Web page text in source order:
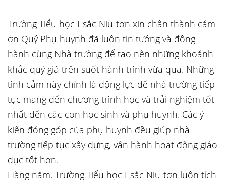
Trường Tiểu học I-sắc Niu-tơn xin chân thành cảm
ơn Quý Phụ huynh đã luôn tin tưởng và đồng
hành cùng Nhà trường để tạo nên những khoảnh
khắc quý giá trên suốt hành trình vừa qua. Những
tình cảm này chính là động lực để nhà trường tiếp
tục mang đến chương trình học và trải nghiệm tốt
nhất đến các con học sinh và phụ huynh. Các ý
kiến đóng góp của phụ huynh đều giúp nhà
trường tiếp tục xây dựng, vận hành hoạt động giáo
dục tốt hơn.
Hàng năm, Trường Tiểu học I-sắc Niu-tơn luôn tích